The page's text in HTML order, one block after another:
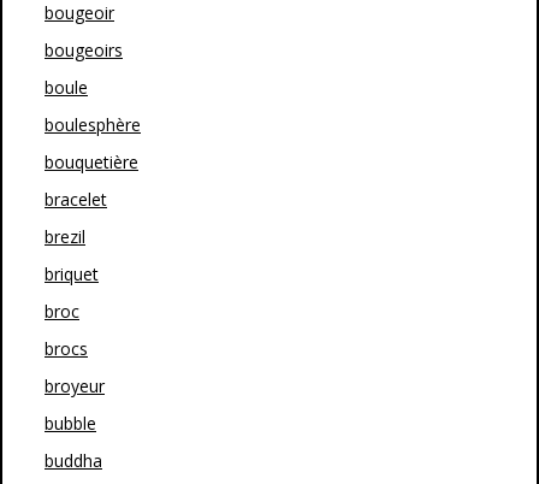
bougeoir
bougeoirs
boule
boulesphère
bouquetière
bracelet
brezil
briquet
broc
brocs
broyeur
bubble
buddha